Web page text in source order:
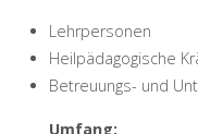
Lehrpersonen
Heilpädagogische
Betreuungs- und
Umfang: